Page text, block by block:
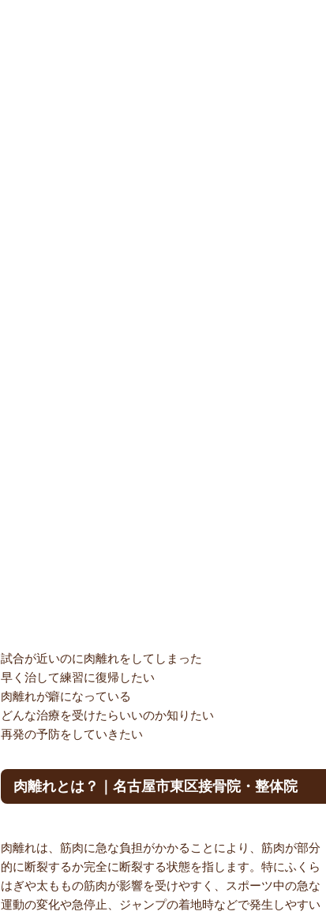
試合が近いのに肉離れをしてしまった
早く治して練習に復帰したい
肉離れが癖になっている
どんな治療を受けたらいいのか知りたい
再発の予防をしていきたい
肉離れとは？｜名古屋市東区接骨院・整体院
肉離れは、筋肉に急な負担がかかることにより、筋肉が部分
的に断裂するか完全に断裂する状態を指します。特にふくら
はぎや太ももの筋肉が影響を受けやすく、スポーツ中の急な
運動の変化や急停止、ジャンプの着地時などで発生しやすい